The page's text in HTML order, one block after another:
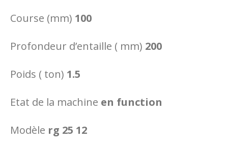
Course (mm) 100
Profondeur d’entaille ( mm) 200
Poids ( ton) 1.5
Etat de la machine en function
Modèle rg 25 12